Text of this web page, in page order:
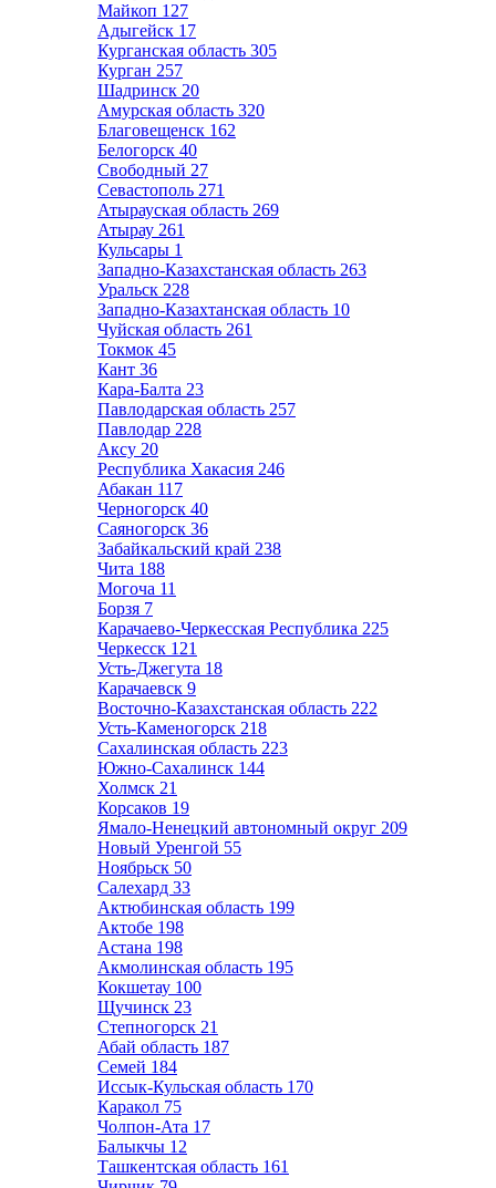
Майкоп 127
Адыгейск 17
Курганская область 305
Курган 257
Шадринск 20
Амурская область 320
Благовещенск 162
Белогорск 40
Свободный 27
Севастополь 271
Атырауская область 269
Атырау 261
Кульсары 1
Западно-Казахстанская область 263
Уральск 228
Западно-Казахтанская область 10
Чуйская область 261
Токмок 45
Кант 36
Кара-Балта 23
Павлодарская область 257
Павлодар 228
Аксу 20
Республика Хакасия 246
Абакан 117
Черногорск 40
Саяногорск 36
Забайкальский край 238
Чита 188
Могоча 11
Борзя 7
Карачаево-Черкесская Республика 225
Черкесск 121
Усть-Джегута 18
Карачаевск 9
Восточно-Казахстанская область 222
Усть-Каменогорск 218
Сахалинская область 223
Южно-Сахалинск 144
Холмск 21
Корсаков 19
Ямало-Ненецкий автономный округ 209
Новый Уренгой 55
Ноябрьск 50
Салехард 33
Актюбинская область 199
Актобе 198
Астана 198
Акмолинская область 195
Кокшетау 100
Щучинск 23
Степногорск 21
Абай область 187
Семей 184
Иссык-Кульская область 170
Каракол 75
Чолпон-Ата 17
Балыкчы 12
Ташкентская область 161